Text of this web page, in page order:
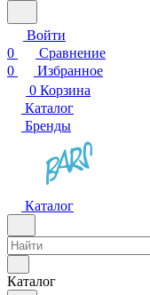
Войти
0
Сравнение
0
Избранное
0 Корзина
Каталог
Бренды
Каталог
Каталог